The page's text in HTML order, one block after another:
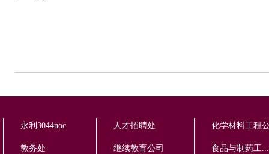
永利3044noc
教务处
人才招聘处
继续教育公司
化学材料工程
食品与制药工...